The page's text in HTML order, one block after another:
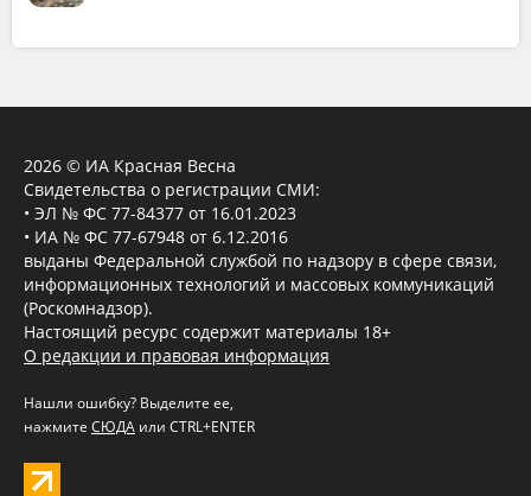
2026 © ИА Красная Весна
Свидетельства о регистрации СМИ:
• ЭЛ № ФС 77-84377 от 16.01.2023
• ИА № ФС 77-67948 от 6.12.2016
выданы Федеральной службой по надзору в сфере связи,
информационных технологий и массовых коммуникаций
(Роскомнадзор).
Настоящий ресурс содержит материалы 18+
О редакции и правовая информация
Нашли ошибку? Выделите ее,
нажмите СЮДА или CTRL+ENTER